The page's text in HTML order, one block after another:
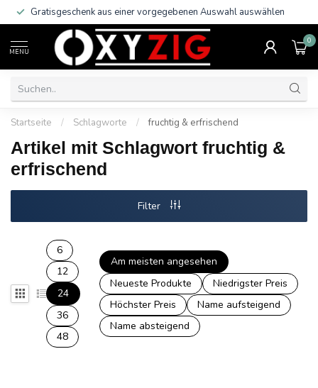
Gratisgeschenk aus einer vorgegebenen Auswahl auswählen
MENU
0
Startseite / Schlagworte / fruchtig & erfrischend
Artikel mit Schlagwort fruchtig &
erfrischend
Filter
6
12
24
36
48
Am meisten angesehen
Neueste Produkte
Niedrigster Preis
Höchster Preis
Name aufsteigend
Name absteigend